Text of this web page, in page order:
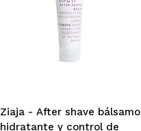
Ziaja - After shave bálsamo
hidratante y control de